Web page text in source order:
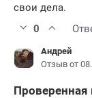
свои дела.
0
Андрей
Отзыв от
Проверенная